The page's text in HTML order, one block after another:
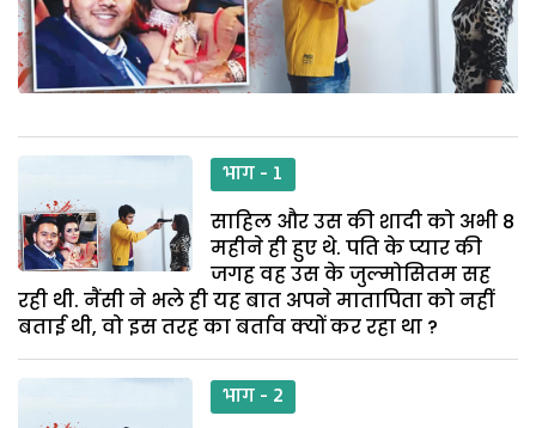
भाग - 1
साहिल और उस की शादी को अभी 8
महीने ही हुए थे. पति के प्यार की
जगह वह उस के जुल्मोसितम सह
रही थी. नैंसी ने भले ही यह बात अपने मातापिता को नहीं
बताई थी, वो इस तरह का बर्ताव क्यों कर रहा था ?
भाग - 2